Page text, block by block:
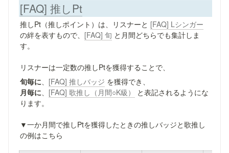
[FAQ] 推しPt
推しPt（推しポイント）は、リスナーと [FAQ] Lシンガー
の絆を表すもので、 [FAQ] 旬 と月間どちらでも集計しま
す。
リスナーは一定数の推しPtを獲得することで、
旬毎に、 [FAQ] 推しバッジ
月毎に、 [FAQ] 歌推し（月間○K級）
と表記されるようにな
ります。
▼一か月間で推しPtを獲得したときの推しバッジと歌推し
の例はこちら